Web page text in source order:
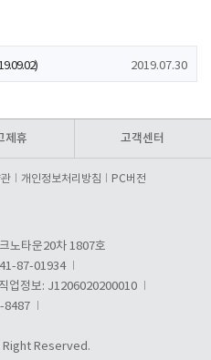
2019.07.30
제휴 고객센터
개인정보처리방침 PC버전
노타운20차 1807호
87-01934
직업정보: J1206020200010
8487
Reserved.